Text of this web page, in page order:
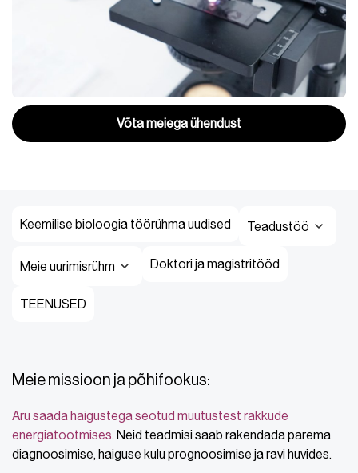
Võta meiega ühendust
Keemilise bioloogia töörühma uudised Teadustöö
Meie uurimisrühm Doktori ja magistritööd
TEENUSED
Meie missioon ja põhifookus:
Aru saada haigustega seotud muutustest rakkude
energiatootmises. Neid teadmisi saab rakendada parema
diagnoosimise, haiguse kulu prognoosimise ja ravi huvides.